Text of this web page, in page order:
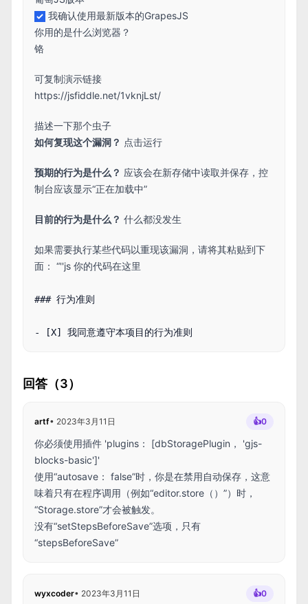
我确认使用最新版本的GrapesJS
你用的是什么浏览器？
铬
可复制演示链接
https://jsfiddle.net/1vknjLst/
描述一下那个虫子
如何复现这个漏洞？ 点击运行
预期的行为是什么？ 应该会在新存储中读取并保存，控
制台应该显示“正在加载中”
目前的行为是什么？ 什么都没发生
如果需要执行某些代码以重现该漏洞，请将其粘贴到下
面： “''js 你的代码在这里
### 行为准则
回答（3）
artf• 2023年3月11日 👍0
你必须使用插件 'plugins： [dbStoragePlugin， 'gjs-
blocks-basic']'
使用“autosave： false”时，你是在禁用自动保存，这意
味着只有在程序调用（例如“editor.store（）”）时，
“Storage.store”才会被触发。
没有“setStepsBeforeSave”选项，只有
“stepsBeforeSave”
wyxcoder• 2023年3月11日 👍0